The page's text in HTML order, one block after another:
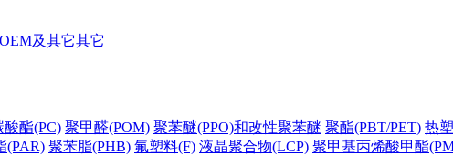
OEM及其它其它
酸酯(PC) 聚甲醛(POM) 聚苯醚(PPO)和改性聚苯醚 聚酯(PBT/PET) 热
(PAR) 聚苯脂(PHB) 氟塑料(F) 液晶聚合物(LCP) 聚甲基丙烯酸甲酯